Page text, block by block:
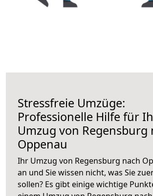
Stressfreie Umzüge:
Professionelle Hilfe für
Umzug von Regensburg
Oppenau
Ihr Umzug von Regensburg nach
an und Sie wissen nicht, was Sie
sollen? Es gibt einige wichtige